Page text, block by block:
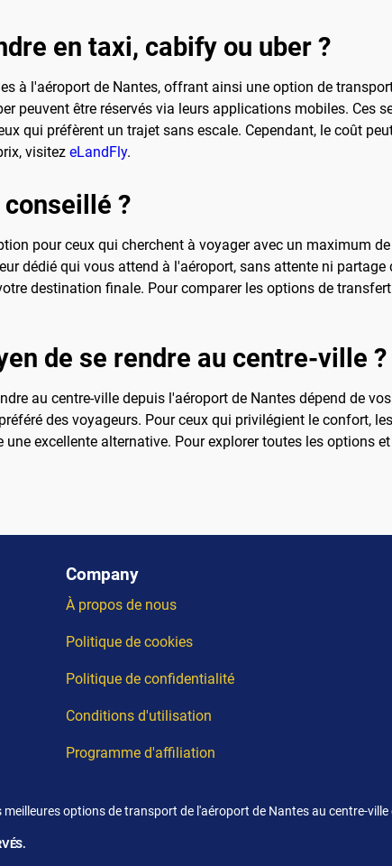
en taxi, cabify ou uber ?
à l'aéroport de Nantes, offrant ainsi une option de
peuvent être réservés via leurs applications mobiles. Ces
qui préfèrent un trajet sans escale. Cependant, le coût
visitez eLandFly.
?
pour ceux qui cherchent à voyager avec un maximum
dédié qui vous attend à l'aéroport, sans attente ni
destination finale. Pour comparer les options de
de se rendre au centre-ville ?
au centre-ville depuis l'aéroport de Nantes dépend de
des voyageurs. Pour ceux qui privilégient le confort,
une excellente alternative. Pour explorer toutes les options
Company
À propos de nous
Politique de cookies
Politique de confidentialité
Conditions d'utilisation
Programme d'affiliation
options de transport de l'aéroport de Nantes au centre-